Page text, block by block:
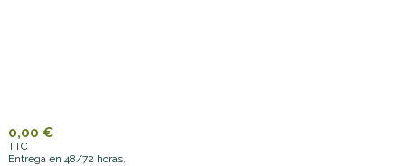
0,00 €
TTC
Entrega en 48/72 horas.